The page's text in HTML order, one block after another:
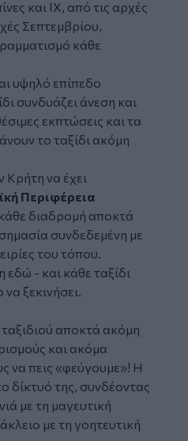
και ΙΧ, από τις αρχές
Σεπτεμβρίου,
κάθε
υψηλό επίπεδο
συνδυάζει άνεση και
εκπτώσεις και τα
το ταξίδι ακόμη
Κρήτη να έχει
Περιφέρεια
διαδρομή αποκτά
συνδεδεμένη με
του τόπου.
εδώ - και κάθε ταξίδι
ξεκινήσει.
αποκτά ακόμη
και ακόμα
να πεις «φεύγουμε»! Η
δίκτυό της, συνδέοντας
με τη μαγευτική
με τη γοητευτική